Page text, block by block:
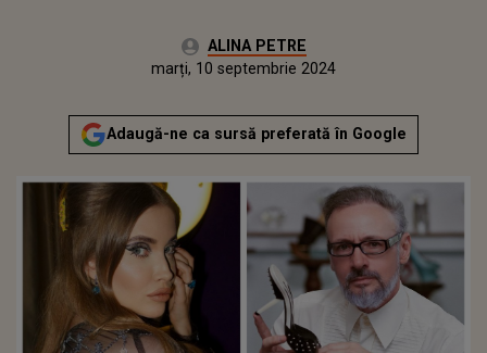
Autor:ALINA PETRE
Publicat:
marți, 10 septembrie 2024
Adaugă-ne ca sursă preferată în Google